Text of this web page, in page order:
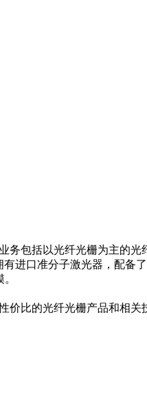
包括以光纤光栅为主的光
进口准分子激光器，配备
价比的光纤光栅产品和相关